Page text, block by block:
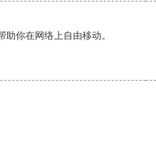
你在网络上自由移动。